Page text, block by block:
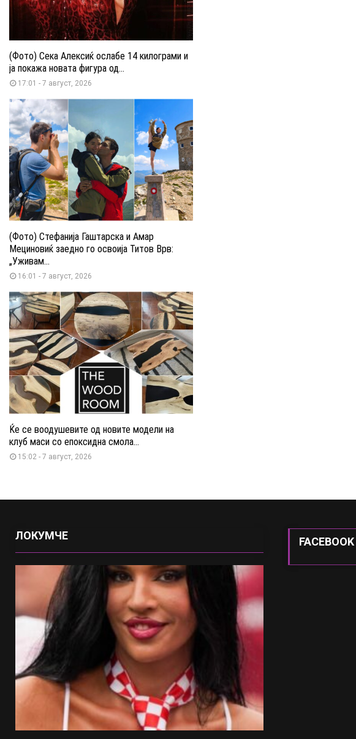
(Фото) Сека Алексиќ ослабе 14 килограми и
ја покажа новата фигура од...
17:01 - 7 август, 2026
(Фото) Стефанија Гаштарска и Амар
Мециновиќ заедно го освоија Титов Врв:
„Уживам...
16:01 - 7 август, 2026
Ќе се воодушевите од новите модели на
клуб маси со епоксидна смола...
15:02 - 7 август, 2026
ЛОКУМЧЕ FACEBOOK